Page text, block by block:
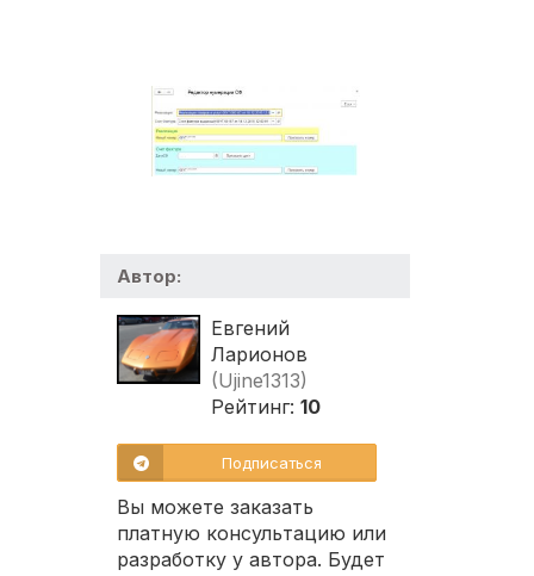
Автор:
Евгений
Ларионов
(Ujine1313)
Рейтинг: 10
Подписаться
Вы можете заказать
платную консультацию или
разработку у автора. Будет